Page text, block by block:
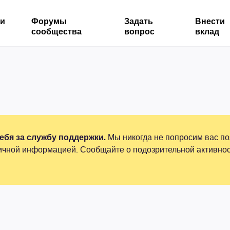
Форумы
сообщества
Задать
вопрос
Внести
вклад
за службу поддержки. Мы никогда не попросим вас
информацией. Сообщайте о подозрительной